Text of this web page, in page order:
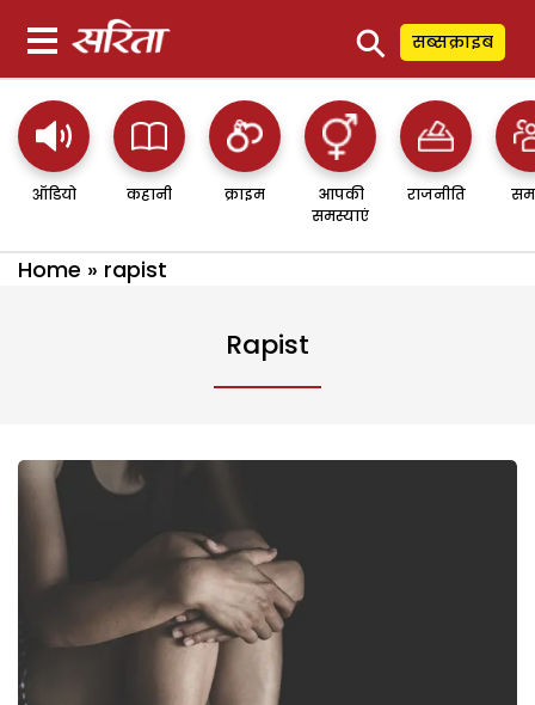
⚲ सब्सक्राइब
ऑडियो कहानी क्राइम
आपकी
समस्याएं
राजनीति
Home » rapist
Rapist